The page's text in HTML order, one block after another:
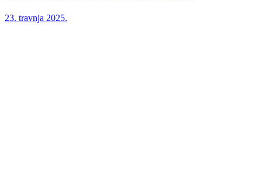
23. travnja 2025.